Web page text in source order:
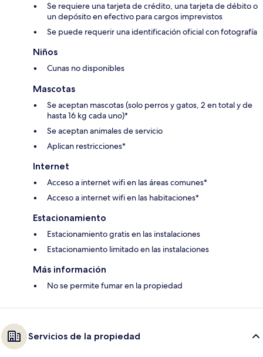
Se requiere una tarjeta de crédito, una tarjeta de débito o
un depósito en efectivo para cargos imprevistos
Se puede requerir una identificación oficial con fotografía
Niños
Cunas no disponibles
Mascotas
Se aceptan mascotas (solo perros y gatos, 2 en total y de
hasta 16 kg cada uno)*
Se aceptan animales de servicio
Aplican restricciones*
Internet
Acceso a internet wifi en las áreas comunes*
Acceso a internet wifi en las habitaciones*
Estacionamiento
Estacionamiento gratis en las instalaciones
Estacionamiento limitado en las instalaciones
Más información
No se permite fumar en la propiedad
Servicios de la propiedad